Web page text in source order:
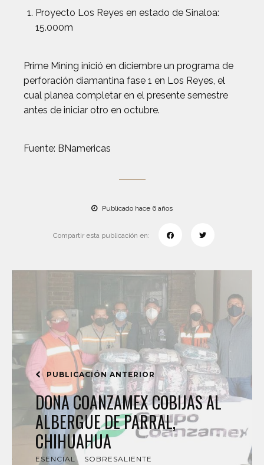
Proyecto Los Reyes en estado de Sinaloa:
15.000m
Prime Mining inició en diciembre un programa de
perforación diamantina fase 1 en Los Reyes, el
cual planea completar en el presente semestre
antes de iniciar otro en octubre.
Fuente: BNamericas
Publicado hace 6 años
Compartir esta publicación en:
PUBLICACIÓN ANTERIOR
DONA COANZAMEX COBIJAS AL
ALBERGUE DE PARRAL,
CHIHUAHUA
ESENCIAL SOBRESALIENTE